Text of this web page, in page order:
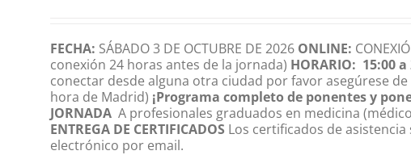
FECHA: SÁBADO 3 DE OCTUBRE DE 2026 ONLINE:
conexión 24 horas antes de la jornada) HORARIO: 15:00
conectar desde alguna otra ciudad por favor asegúrese
hora de Madrid) ¡Programa completo de ponentes y
JORNADA A profesionales graduados en medicina
ENTREGA DE CERTIFICADOS Los certificados de
electrónico por email.